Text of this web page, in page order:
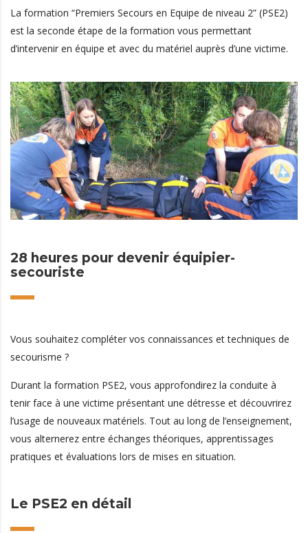
La formation “Premiers Secours en Equipe de niveau 2” (PSE2)
est la seconde étape de la formation vous permettant
d’intervenir en équipe et avec du matériel auprès d’une victime.
28 heures pour devenir équipier-
secouriste
Vous souhaitez compléter vos connaissances et techniques de
secourisme ?
Durant la formation PSE2, vous approfondirez la conduite à
tenir face à une victime présentant une détresse et découvrirez
l’usage de nouveaux matériels. Tout au long de l’enseignement,
vous alternerez entre échanges théoriques, apprentissages
pratiques et évaluations lors de mises en situation.
Le PSE2 en détail